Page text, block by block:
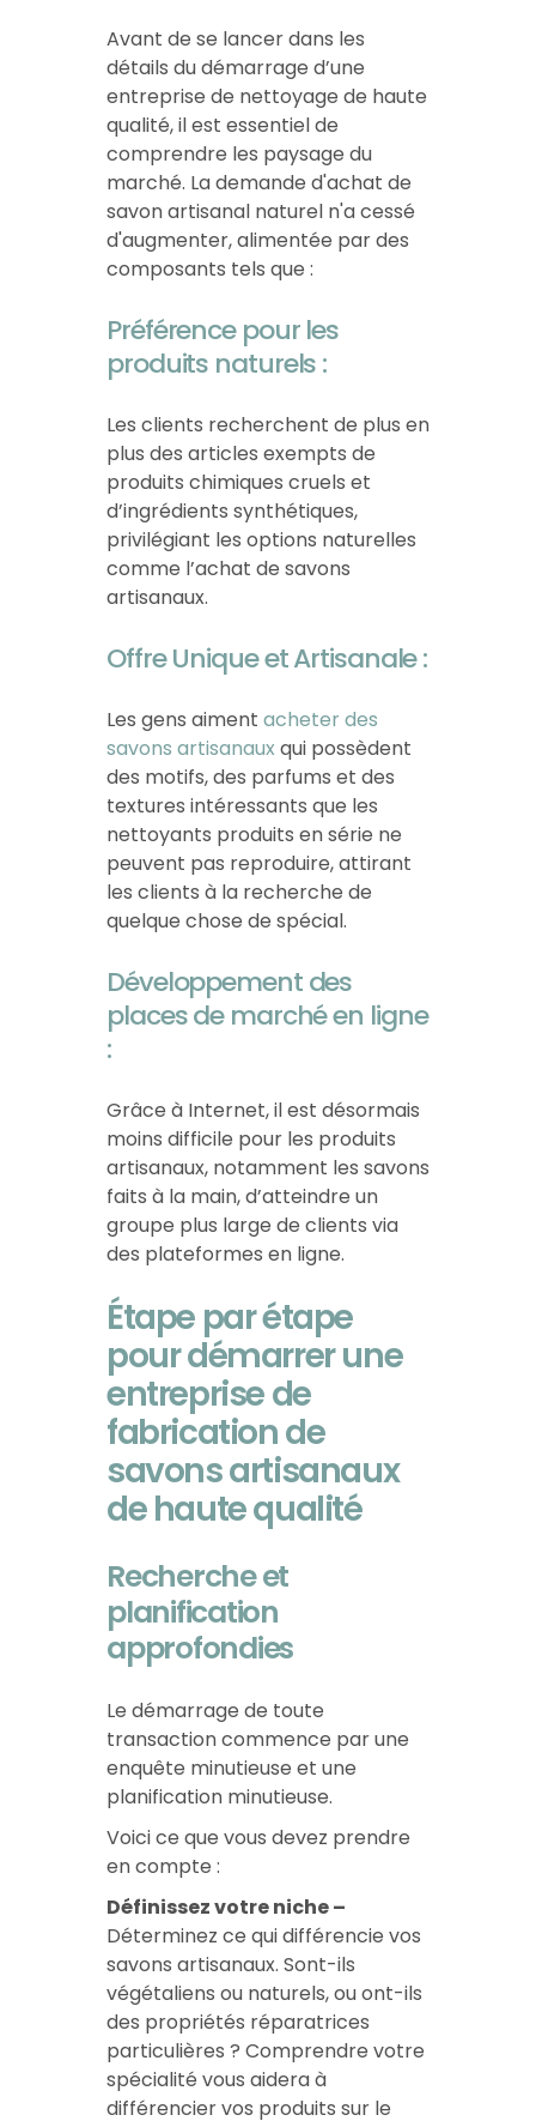
Avant de se lancer dans les
détails du démarrage d’une
entreprise de nettoyage de haute
qualité, il est essentiel de
comprendre les paysage du
marché. La demande d'achat de
savon artisanal naturel n'a cessé
d'augmenter, alimentée par des
composants tels que :
Préférence pour les
produits naturels :
Les clients recherchent de plus en
plus des articles exempts de
produits chimiques cruels et
d’ingrédients synthétiques,
privilégiant les options naturelles
comme l’achat de savons
artisanaux.
Offre Unique et Artisanale :
Les gens aiment acheter des
savons artisanaux qui possèdent
des motifs, des parfums et des
textures intéressants que les
nettoyants produits en série ne
peuvent pas reproduire, attirant
les clients à la recherche de
quelque chose de spécial.
Développement des
places de marché en ligne
:
Grâce à Internet, il est désormais
moins difficile pour les produits
artisanaux, notamment les savons
faits à la main, d’atteindre un
groupe plus large de clients via
des plateformes en ligne.
Étape par étape
pour démarrer une
entreprise de
fabrication de
savons artisanaux
de haute qualité
Recherche et
planification
approfondies
Le démarrage de toute
transaction commence par une
enquête minutieuse et une
planification minutieuse.
Voici ce que vous devez prendre
en compte :
Définissez votre niche –
Déterminez ce qui différencie vos
savons artisanaux. Sont-ils
végétaliens ou naturels, ou ont-ils
des propriétés réparatrices
particulières ? Comprendre votre
spécialité vous aidera à
différencier vos produits sur le